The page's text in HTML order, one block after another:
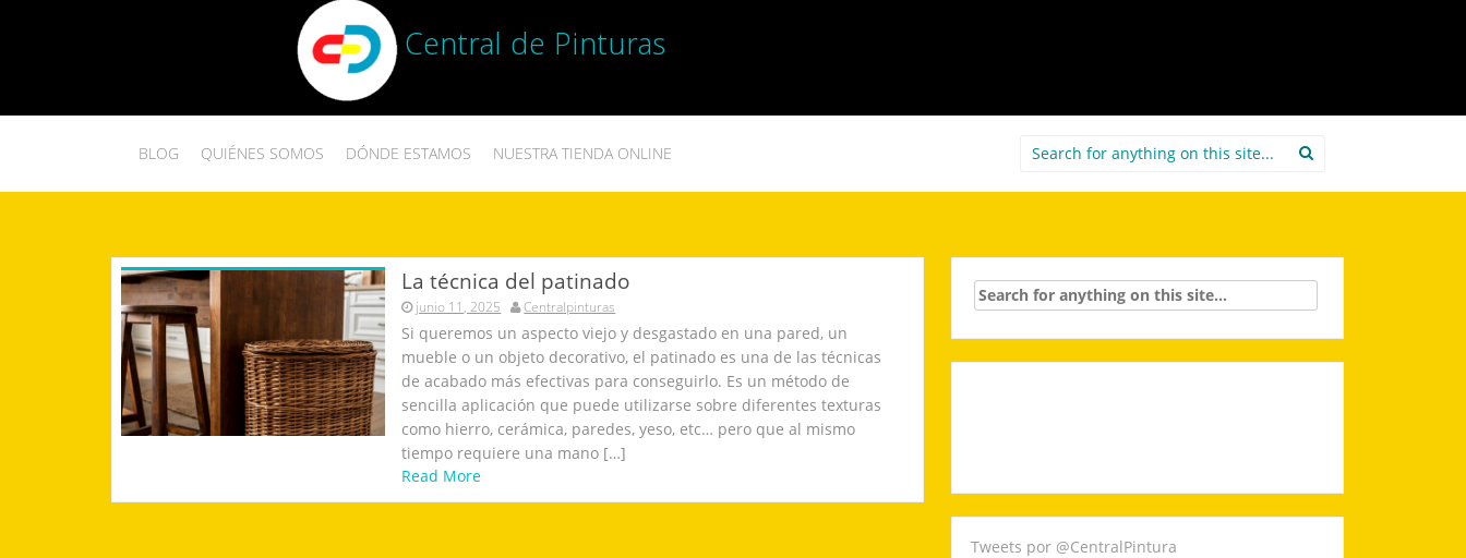
Central de Pinturas
BLOG QUIÉNES SOMOS DÓNDE ESTAMOS NUESTRA TIENDA ONLINE
Search
for:
La técnica del patinado
junio 11, 2025 Centralpinturas
Si queremos un aspecto viejo y desgastado en una pared, un
mueble o un objeto decorativo, el patinado es una de las técnicas
de acabado más efectivas para conseguirlo. Es un método de
sencilla aplicación que puede utilizarse sobre diferentes texturas
como hierro, cerámica, paredes, yeso, etc… pero que al mismo
tiempo requiere una mano […]
Read More
Search
for:
Tweets por @CentralPintura